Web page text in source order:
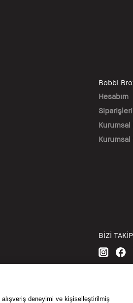
Bobbi
Hesabım
Kurumsal
Kurumsal
BİZİ
© Bobbi
deneyimi ve kişiselleştirilmiş